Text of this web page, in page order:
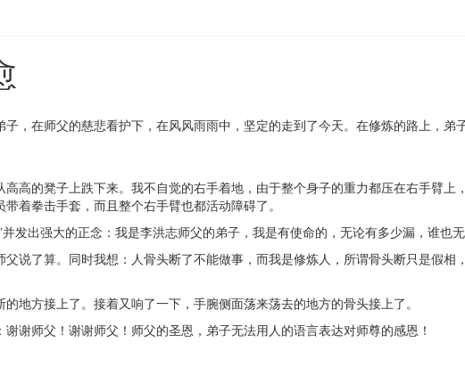
，在师父的慈悲看护下，在风风雨雨中，坚定的走到了今天。在修炼的路上，
高的凳子上跌下来。我不自觉的右手着地，由于整个身子的重力都压在右手臂上
着拳击手套，而且整个右手臂也都活动障碍了。
发出强大的正念：我是李洪志师父的弟子，我是有使命的，无论有多少漏，谁也
说了算。同时我想：人骨头断了不能做事，而我是修炼人，所谓骨头断只是假
地方接上了。接着又响了一下，手腕侧面荡来荡去的地方的骨头接上了。
谢师父！谢谢师父！师父的圣恩，弟子无法用人的语言表达对师尊的感恩！